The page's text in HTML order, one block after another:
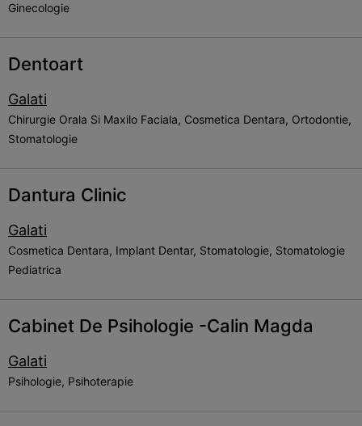
Ginecologie
Dentoart
Galati
Chirurgie Orala Si Maxilo Faciala, Cosmetica Dentara, Ortodontie,
Stomatologie
Dantura Clinic
Galati
Cosmetica Dentara, Implant Dentar, Stomatologie, Stomatologie
Pediatrica
Cabinet De Psihologie -Calin Magda
Galati
Psihologie, Psihoterapie